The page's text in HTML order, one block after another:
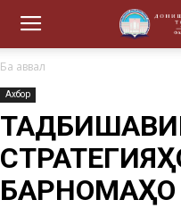
Ба аввал
Ахбор